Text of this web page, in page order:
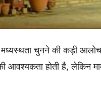
चुनने की कड़ी
आवश्यकता होती है, लेकिन